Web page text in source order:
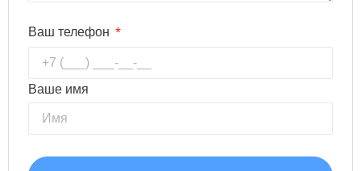
Ваш телефон *
Ваше имя